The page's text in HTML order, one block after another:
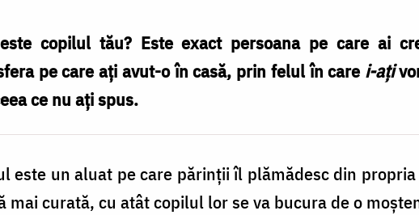
copilul tău? Este exact persoana pe care ai
pe care aţi avut-o în casă, prin felul în care i-aţi
ce nu aţi spus.
este un aluat pe care părinții îl plămădesc din
mai curată, cu atât copilul lor se va bucura de o